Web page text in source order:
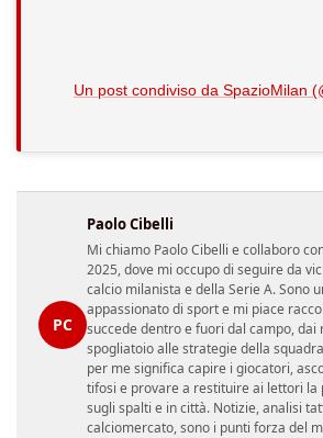
Un post condiviso da SpazioMilan
PC
Paolo Cibelli
Mi chiamo Paolo Cibelli e collaboro
2025, dove mi occupo di seguire da
calcio milanista e della Serie A. Sono
appassionato di sport e mi piace
succede dentro e fuori dal campo, dai
spogliatoio alle strategie della
per me significa capire i giocatori,
tifosi e provare a restituire ai lettori la
sugli spalti e in città. Notizie, analisi
calciomercato, sono i punti forza del